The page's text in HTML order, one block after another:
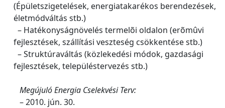
(Épületszigetelések, energiatakarékos berendezések,
életmódváltás stb.)
– Hatékonyságnövelés termelõi oldalon (erõmûvi
fejlesztések, szállítási veszteség csökkentése stb.)
– Struktúraváltás (közlekedési módok, gazdasági
fejlesztések, településtervezés stb.)
Megújuló Energia Cselekvési Terv:
– 2010. jún. 30.